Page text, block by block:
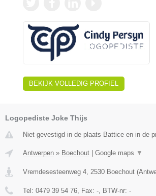
BEKIJK VOLLEDIG PROFIEL
Logopediste Joke Thijs
Niet gevestigd in de plaats Battice en in de
Antwerpen » Boechout Google maps ▼
Vremdesesteenweg 4, 2530 Boechout (
Tel: 0479 39 54 76, Fax: -, BTW-nr: -